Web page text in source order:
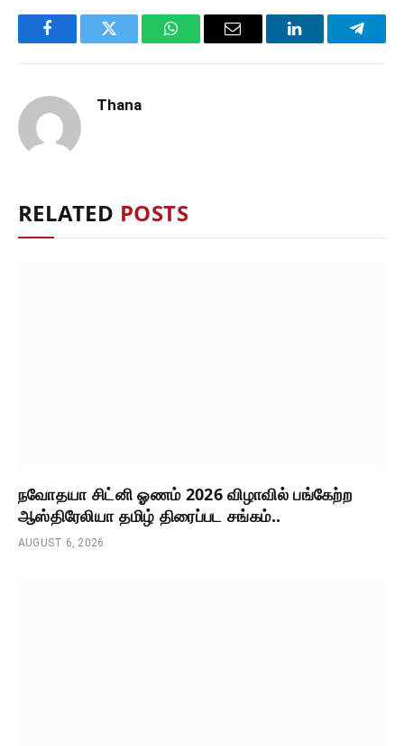
FacebookTwitter WhatsAppEmail LinkedIn
Thana
RELATED POSTS
நவோதயா சிட்னி ஓணம் 2026 விழாவில் பங்கேற்ற
ஆஸ்திரேலியா தமிழ் திரைப்பட சங்கம்..
AUGUST 6, 2026